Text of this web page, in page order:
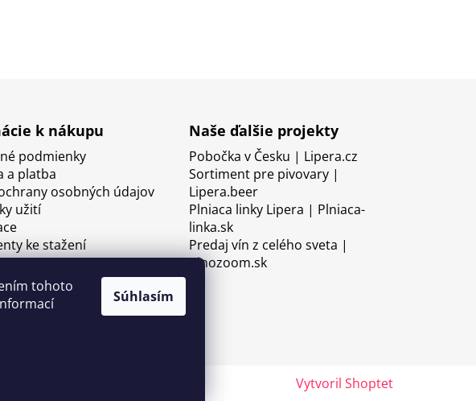
tohoto
Súhlasím
k nákupu
podmienky
a platba
osobných údajov
užití
ke stažení
Naše ďalšie projekty
Pobočka v Česku | Lipera.cz
Sortiment pre pivovary |
Lipera.beer
Plniaca linky Lipera | Plniaca-
linka.sk
Predaj vín z celého sveta |
Vinozoom.sk
Vytvoril Shoptet